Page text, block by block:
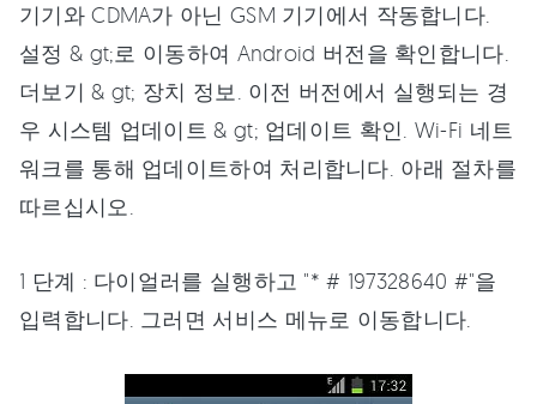
기기와 CDMA가 아닌 GSM 기기에서 작동합니다.
설정 & gt;로 이동하여 Android 버전을 확인합니다.
더보기 & gt; 장치 정보. 이전 버전에서 실행되는 경
우 시스템 업데이트 & gt; 업데이트 확인. Wi-Fi 네트
워크를 통해 업데이트하여 처리합니다. 아래 절차를
따르십시오.
1 단계 : 다이얼러를 실행하고 "* # 197328640 #"을
입력합니다. 그러면 서비스 메뉴로 이동합니다.